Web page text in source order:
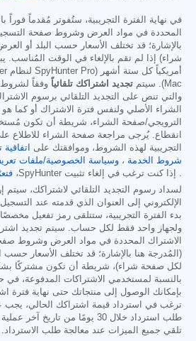
في نهاية الفترة التجريبية، ستُفوتر مُقدماً فوراً
المحددة في مواد العرض وشروط صفحة
بالإشارة؛ قد تختلف الأسعار حسب البلد أو
شراء) إذا لم تقم بالإلغاء في الوقت المُناسب.
Mac). سيتم
تجديد اشتراكك تلقائياً وفقاً
والتي تنص على التجديد التلقائي برسوم
الشراء الأصلي ولنفس فترة الاشتراك أو كما
الترويجي/صفحة الشراء، شريطة أن تكون
انقطاع. يُرجى مراجعة صفحة الشراء للاطلاع
التجريبية لهذه الشروط، وموافقتك على
شروط الخدمة ، وسياسة الخصوصية/ملفات
. إذا كنت ترغب في إلغاء تثبيت SpyHunter،
لسداد رسوم التجديد التلقائي لاشتراكك، سيتم
الإلكتروني إلى العنوان الذي قدمته عند
بدء الفترة التجريبية، ستتلقى رمز تفعيل
ولجهاز واحد فقط لكل حساب. سيتم تجديد
الاشتراك المحددة في مواد العرض وشروط
(المُدرجة هنا بالإشارة؛ قد تختلف الأسعار حسب
لكل صفحة شراء)، شريطة أن تكون مشتركًا
بالنسبة لمستخدمي الاشتراكات المدفوعة، في
بإمكانك الوصول إلى منتجاتك حتى نهاية فترة
ترغب في استرداد قيمة اشتراكك الحالي، يجب
طلب استرداد خلال 30 يومًا من
تلقي جميع الميزات عند معالجة طلب الاسترداد.